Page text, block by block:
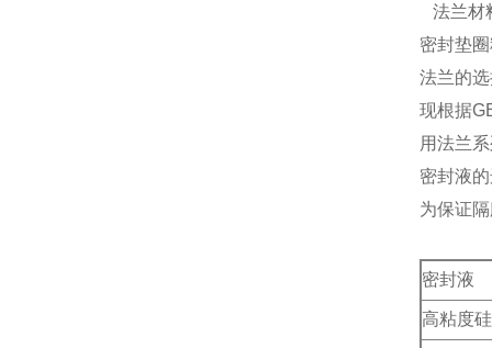
法兰材
密封垫
法兰的
现根据
用法兰
密封液
为保证
密封液
高粘度